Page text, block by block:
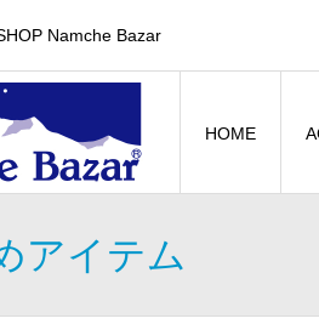
Namche Bazar
HOME
アイテム